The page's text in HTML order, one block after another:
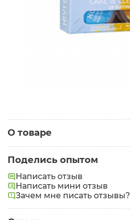
О товаре
Поделись опытом
Написать отзыв
Написать мини отзыв
Зачем мне писать отзывы?